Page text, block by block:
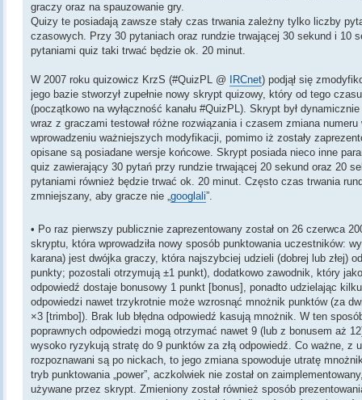
graczy oraz na spauzowanie gry.
Quizy te posiadają zawsze stały czas trwania zależny tylko liczby
czasowych. Przy 30 pytaniach oraz rundzie trwającej 30 sekund i 10
pytaniami quiz taki trwać będzie ok. 20 minut.
W 2007 roku quizowicz KrzS (#QuizPL @ IRCnet) podjął się
jego bazie stworzył zupełnie nowy skrypt quizowy, który od tego
(początkowo na wyłączność kanału #QuizPL). Skrypt był
wraz z graczami testował różne rozwiązania i czasem zmiana numeru
wprowadzeniu ważniejszych modyfikacji, pomimo iż zostały
opisane są posiadane wersje końcowe. Skrypt posiada nieco inne
quiz zawierający 30 pytań przy rundzie trwającej 20 sekund oraz 20
pytaniami również będzie trwać ok. 20 minut. Często czas trwania
zmniejszany, aby gracze nie „googlali”.
• Po raz pierwszy publicznie zaprezentowany został on 26 czerwca
skryptu, która wprowadziła nowy sposób punktowania uczestników:
karana) jest dwójka graczy, która najszybciej udzieli (dobrej lub złej)
punkty; pozostali otrzymują ±1 punkt), dodatkowo zawodnik, który
odpowiedź dostaje bonusowy 1 punkt [bonus], ponadto udzielając
odpowiedzi nawet trzykrotnie może wzrosnąć mnożnik punktów (za
×3 [trimbo]). Brak lub błędna odpowiedź kasują mnożnik. W ten
poprawnych odpowiedzi mogą otrzymać nawet 9 (lub z bonusem aż
wysoko ryzykują stratę do 9 punktów za złą odpowiedź. Co ważne, z
rozpoznawani są po nickach, to jego zmiana spowoduje utratę
tryb punktowania „power”, aczkolwiek nie został on
używane przez skrypt. Zmieniony został również sposób